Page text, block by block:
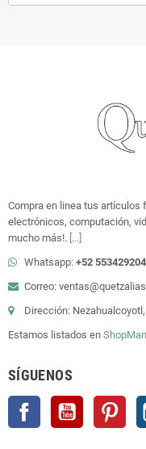
Compra en linea tus
electrónicos, computación,
mucho más!. [...]
Whatsapp: +52
Correo:
Dirección:
Estamos listados en
SÍGUENOS
Facebook YouTube